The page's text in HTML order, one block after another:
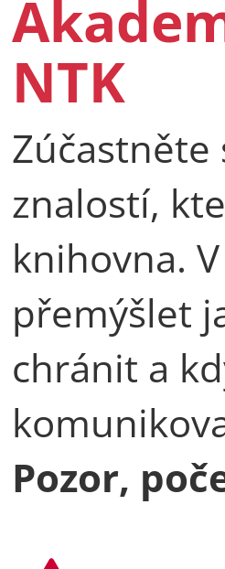
NTK
znalostí,
knihovna.
přemýšlet
chránit a
Pozor,